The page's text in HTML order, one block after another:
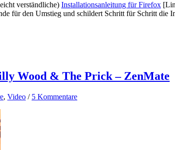
verständliche) Installationsanleitung für Firefox
für den Umstieg und schildert Schritt für Schritt die
Wood & The Prick – ZenMate
, Video / 5 Kommentare